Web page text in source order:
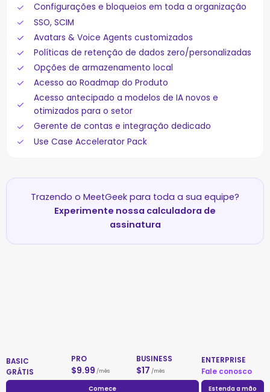
Configurações e bloqueios em toda a organização
SSO, SCIM
Avatars & Voice Agents customizados
Políticas de retenção de dados zero/personalizadas
Opções de armazenamento local
Acesso ao Roadmap do Produto
Acesso antecipado a modelos de IA novos e
otimizados para o setor
Gerente de contas e integração dedicado
Use Case Accelerator Pack
Trazendo o MeetGeek para toda a sua equipe?
Experimente nossa calculadora de
assinatura
BASIC
GRÁTIS
PRO
$9.99 /mês
BUSINESS
$17 /mês
ENTERPRISE
Fale conosco
Comece Estenda a mão